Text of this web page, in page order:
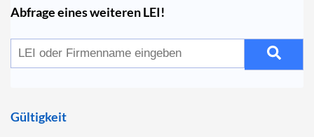
Abfrage eines weiteren LEI!
Gültigkeit